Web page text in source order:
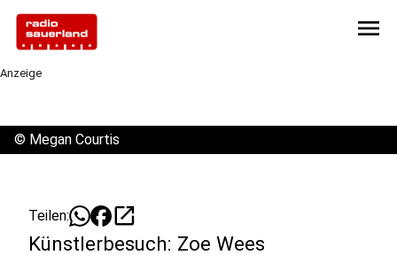
menu
Anzeige
© Megan Courtis
Teilen: open_in_new
Künstlerbesuch: Zoe Wees